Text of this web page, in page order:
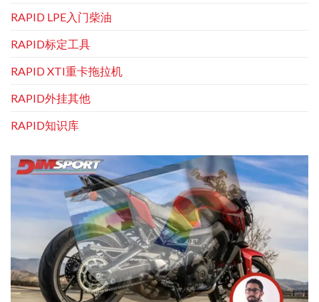
RAPID LPE入门柴油
RAPID标定工具
RAPID XTI重卡拖拉机
RAPID外挂其他
RAPID知识库